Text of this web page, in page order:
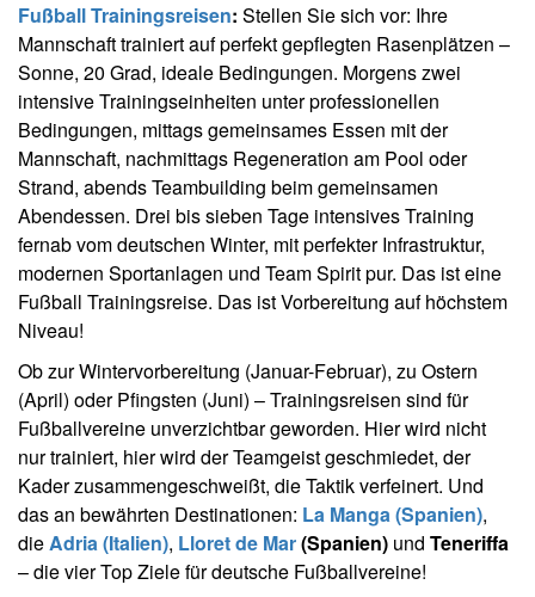
Fußball Trainingsreisen: Stellen Sie sich vor: Ihre
Mannschaft trainiert auf perfekt gepflegten Rasenplätzen –
Sonne, 20 Grad, ideale Bedingungen. Morgens zwei
intensive Trainingseinheiten unter professionellen
Bedingungen, mittags gemeinsames Essen mit der
Mannschaft, nachmittags Regeneration am Pool oder
Strand, abends Teambuilding beim gemeinsamen
Abendessen. Drei bis sieben Tage intensives Training
fernab vom deutschen Winter, mit perfekter Infrastruktur,
modernen Sportanlagen und Team Spirit pur. Das ist eine
Fußball Trainingsreise. Das ist Vorbereitung auf höchstem
Niveau!
Ob zur Wintervorbereitung (Januar-Februar), zu Ostern
(April) oder Pfingsten (Juni) – Trainingsreisen sind für
Fußballvereine unverzichtbar geworden. Hier wird nicht
nur trainiert, hier wird der Teamgeist geschmiedet, der
Kader zusammengeschweißt, die Taktik verfeinert. Und
das an bewährten Destinationen: La Manga (Spanien),
dieAdria (Italien), Lloret de Mar(Spanien) und Teneriffa
– die vier Top Ziele für deutsche Fußballvereine!